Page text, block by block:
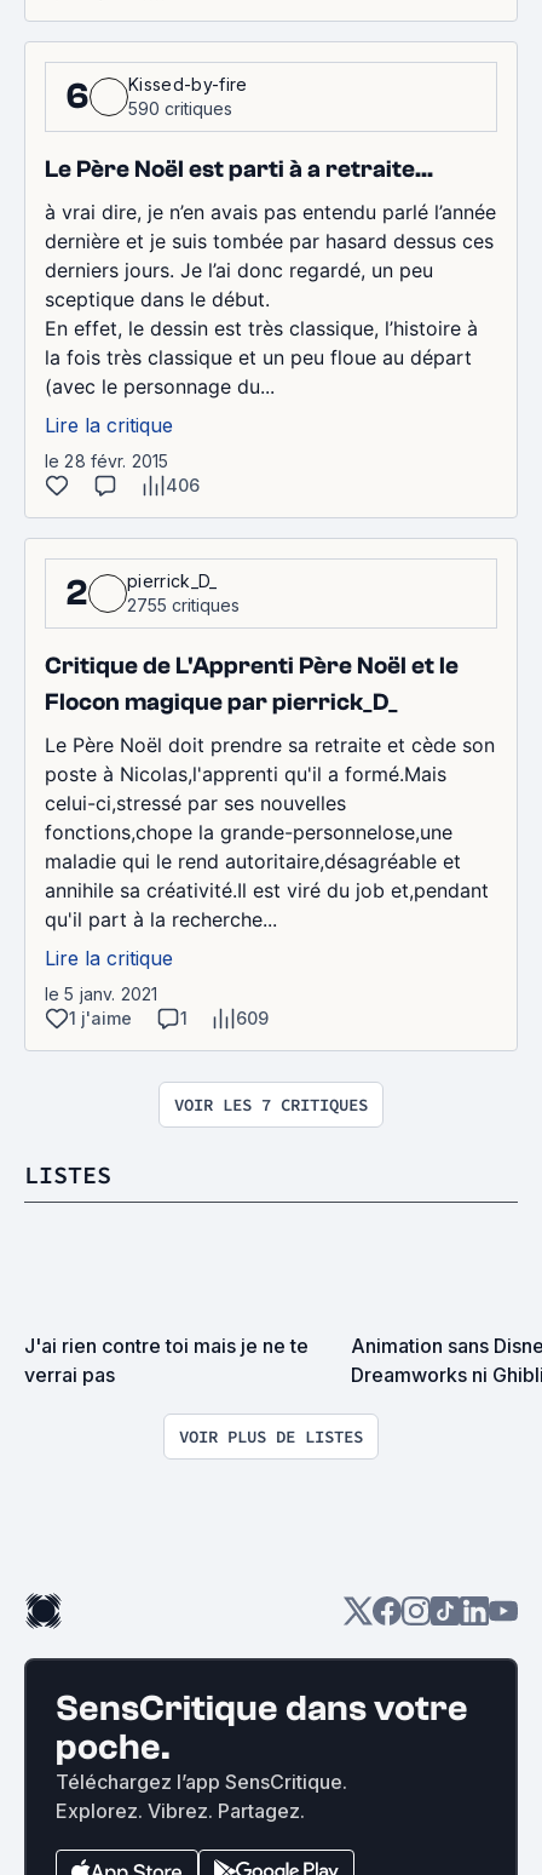
6
Kissed-by-fire
590 critiques
Le Père Noël est parti à a retraite...
à vrai dire, je n’en avais pas entendu parlé l’année
dernière et je suis tombée par hasard dessus ces
derniers jours. Je l’ai donc regardé, un peu
sceptique dans le début.
En effet, le dessin est très classique, l’histoire à
la fois très classique et un peu floue au départ
(avec le personnage du...
Lire la critique
le 28 févr. 2015
406
2
pierrick_D_
2755 critiques
Critique de L'Apprenti Père Noël et le
Flocon magique par pierrick_D_
Le Père Noël doit prendre sa retraite et cède son
poste à Nicolas,l'apprenti qu'il a formé.Mais
celui-ci,stressé par ses nouvelles
fonctions,chope la grande-personnelose,une
maladie qui le rend autoritaire,désagréable et
annihile sa créativité.Il est viré du job et,pendant
qu'il part à la recherche...
Lire la critique
le 5 janv. 2021
1 j'aime
1 609
VOIR LES 7 CRITIQUES
LISTES
J'ai rien contre toi mais je ne te
verrai pas
Animation sans
Dreamworks ni
VOIR PLUS DE LISTES
SensCritique dans votre
poche.
Téléchargez l’app SensCritique.
Explorez. Vibrez. Partagez.